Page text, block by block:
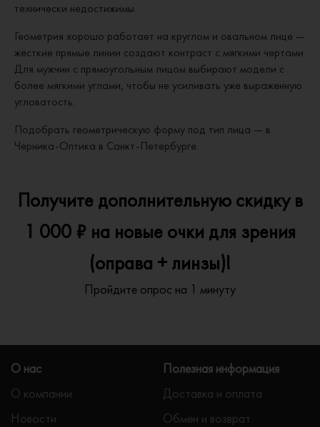
технически недостижимы.
Геометрия хорошо работает на круглом и овальном лице —
жёсткие прямые линии создают контраст с мягкими чертами.
Для мужчин с прямоугольным лицом выбирают модели с
более мягкими углами, чтобы не усиливать уже выраженную
угловатость.
Подобрать геометрическую форму под тип лица — в
Черника-Оптика в Санкт-Петербурге.
Получите дополнительную скидку в
1 000 ₽ на новые очки для зрения
(оправа + линзы)!
Пройдите опрос на 1 минуту
О нас
О компании
Новости
Полезная информация
Доставка и оплата
Обмен и возврат